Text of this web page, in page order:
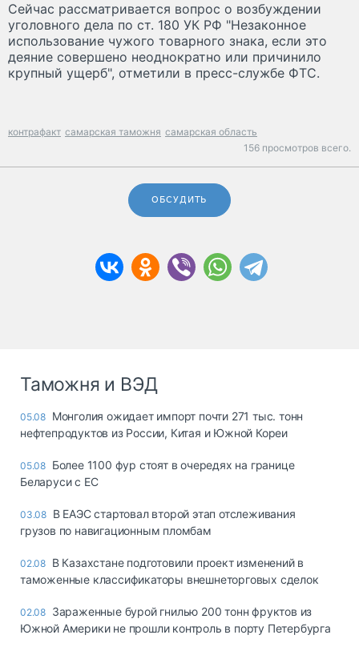
Сейчас рассматривается вопрос о возбуждении
уголовного дела по ст. 180 УК РФ "Незаконное
использование чужого товарного знака, если это
деяние совершено неоднократно или причинило
крупный ущерб", отметили в пресс-службе ФТС.
контрафакт самарская таможня самарская область
156 просмотров всего.
ОБСУДИТЬ
Таможня и ВЭД
05.08 Монголия ожидает импорт почти 271 тыс. тонн
нефтепродуктов из России, Китая и Южной Кореи
05.08 Более 1100 фур стоят в очередях на границе
Беларуси с ЕС
03.08 В ЕАЭС стартовал второй этап отслеживания
грузов по навигационным пломбам
02.08 В Казахстане подготовили проект изменений в
таможенные классификаторы внешнеторговых сделок
02.08 Зараженные бурой гнилью 200 тонн фруктов из
Южной Америки не прошли контроль в порту Петербурга